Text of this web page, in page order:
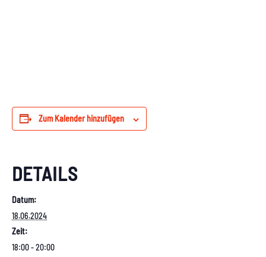
Zum Kalender hinzufügen
DETAILS
Datum:
18.06.2024
Zeit:
18:00 - 20:00